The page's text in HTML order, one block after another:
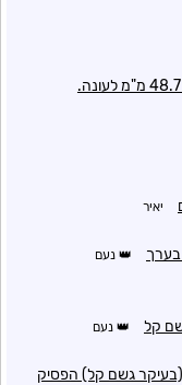
יאיר
נעם
נעם
(בעיקר גשם קל) הפסיק